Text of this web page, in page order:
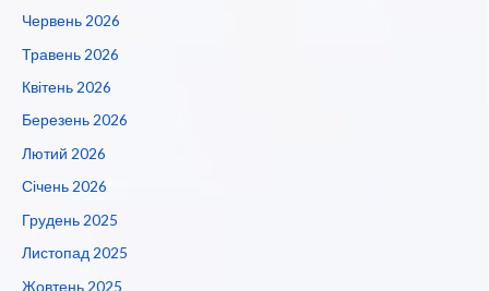
Червень 2026
Травень 2026
Квітень 2026
Березень 2026
Лютий 2026
Січень 2026
Грудень 2025
Листопад 2025
Жовтень 2025